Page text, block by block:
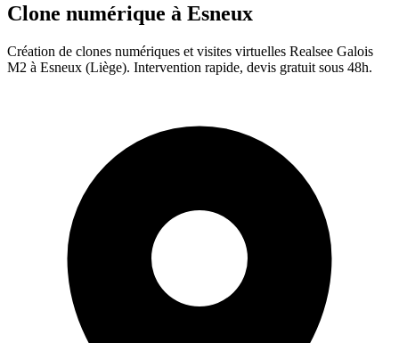
Clone numérique à Esneux
Création de clones numériques et visites virtuelles Realsee Galois
M2 à Esneux (Liège). Intervention rapide, devis gratuit sous 48h.